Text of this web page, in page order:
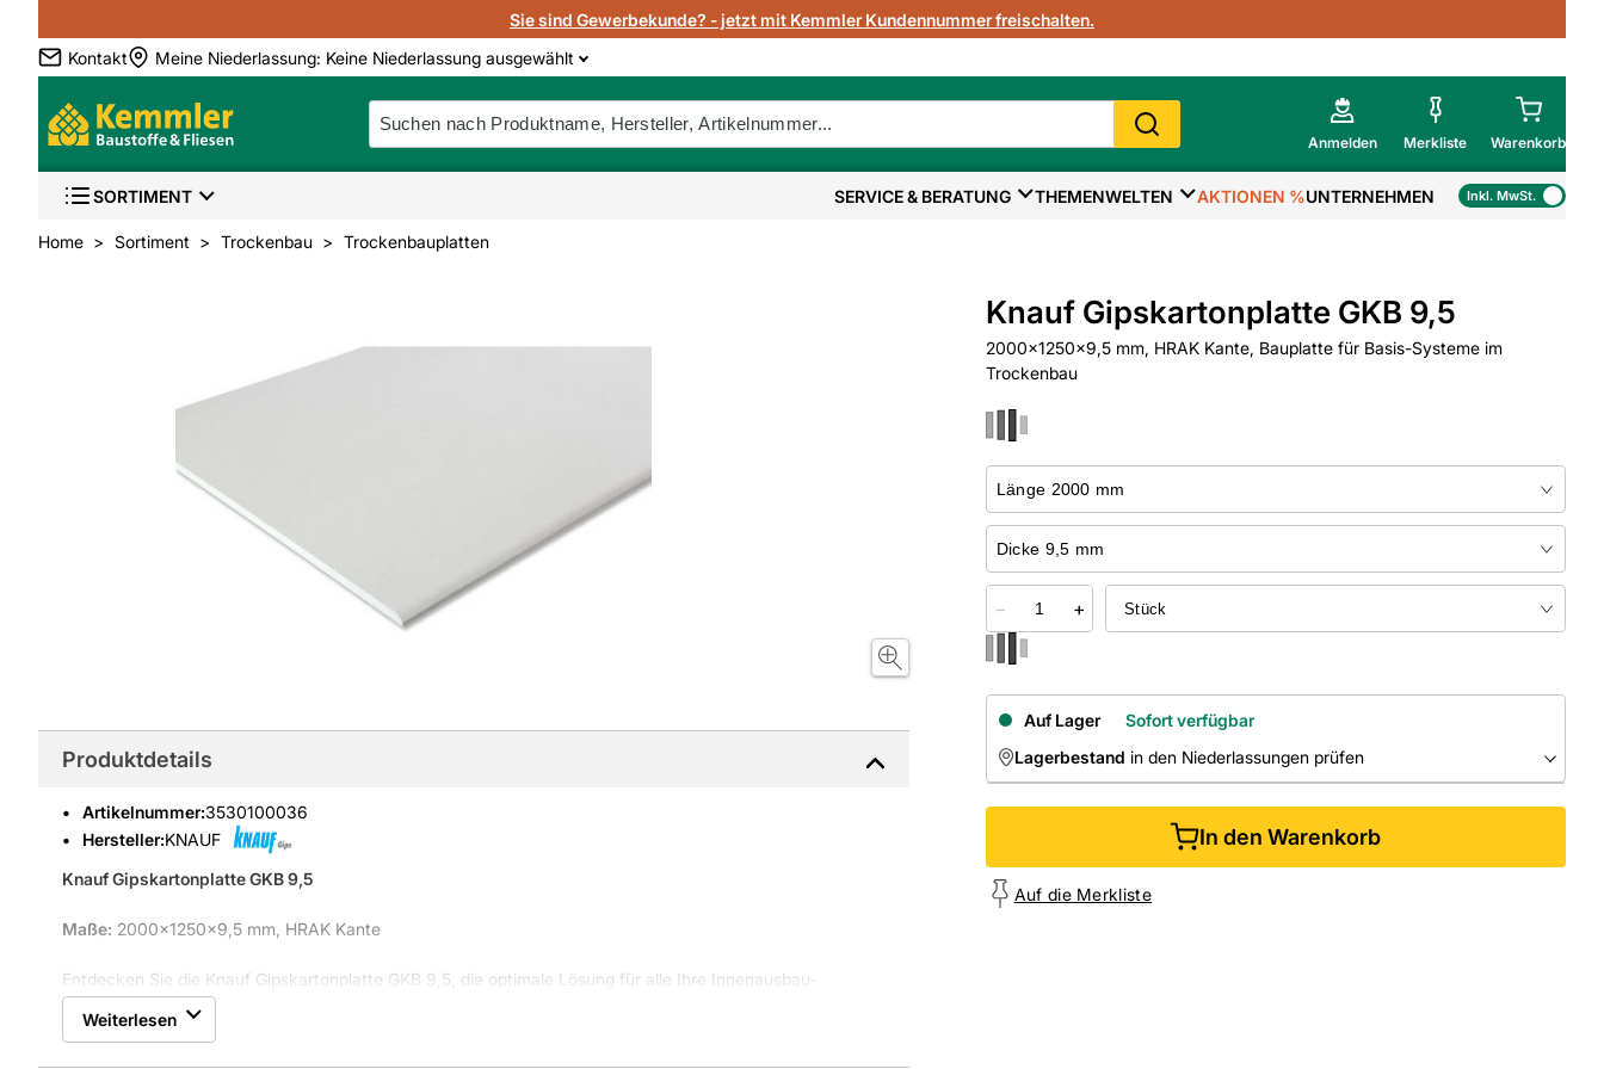
Sie sind Gewerbekunde? - jetzt mit Kemmler Kundennummer freischalten.
Kontakt
Meine Niederlassung: Keine Niederlassung ausgewählt
Anmelden Merkliste Warenkorb
Mein Warenkorb
Zur Kasse
SORTIMENT SERVICE & BERATUNG THEMENWELTEN AKTIONEN %UNTERNEHMEN Inkl. MwSt.
Home Sortiment Trockenbau Trockenbauplatten
Knauf Gipskartonplatte GKB 9,5
2000x1250x9,5 mm, HRAK Kante, Bauplatte für Basis-Systeme im
Trockenbau
− +
Auf Lager
Sofort verfügbar
Lagerbestand in den Niederlassungen prüfen
NIEDERLASSUNGEN
In den Warenkorb
Auf die Merkliste
Produktdetails
Artikelnummer:3530100036
Hersteller:KNAUF
Knauf Gipskartonplatte GKB 9,5
Maße: 2000x1250x9,5 mm, HRAK Kante
Entdecken Sie die Knauf Gipskartonplatte GKB 9,5, die optimale Lösung für alle Ihre Innenausbau-
Projekte. Diese vielseitige Bauplatte ist perfekt für Trockenbau-Systeme geeignet, die keine speziellen
Anforderungen erfordern, und findet in jedem Raum ihren Platz.
Weiterlesen